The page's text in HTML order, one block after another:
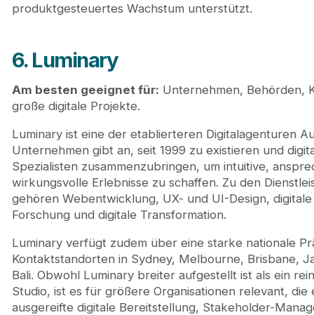
produktgesteuertes Wachstum unterstützt.
6. Luminary
Am besten geeignet für: Unternehmen, Behörden,
große digitale Projekte.
Luminary ist eine der etablierteren Digitalagenturen
Unternehmen gibt an, seit 1999 zu existieren und
Spezialisten zusammenzubringen, um intuitive,
wirkungsvolle Erlebnisse zu schaffen. Zu den
gehören Webentwicklung, UX- und UI-Design,
Forschung und digitale Transformation.
Luminary verfügt zudem über eine starke nationale
Kontaktstandorten in Sydney, Melbourne, Brisbane,
Bali. Obwohl Luminary breiter aufgestellt ist als ein
Studio, ist es für größere Organisationen relevant, die
ausgereifte digitale Bereitstellung, Stakeholder-